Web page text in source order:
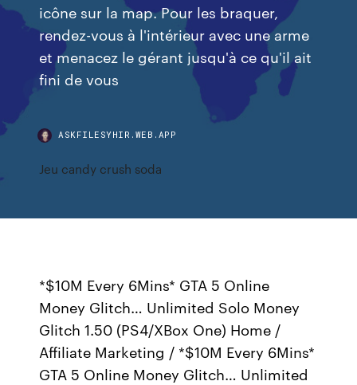
icône sur la map. Pour les braquer,
rendez-vous à l'intérieur avec une arme
et menacez le gérant jusqu'à ce qu'il ait
fini de vous
ASKFILESYHIR.WEB.APP
Jeu candy crush soda
*$10M Every 6Mins* GTA 5 Online
Money Glitch… Unlimited Solo Money
Glitch 1.50 (PS4/XBox One) Home /
Affiliate Marketing / *$10M Every 6Mins*
GTA 5 Online Money Glitch… Unlimited